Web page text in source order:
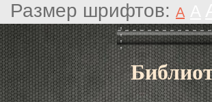
Размер шрифтов: A